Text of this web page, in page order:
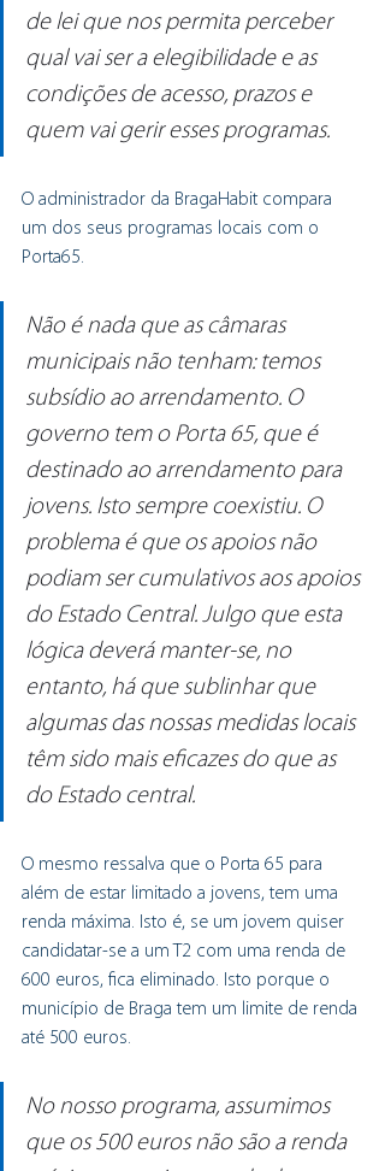
de lei que nos permita perceber
qual vai ser a elegibilidade e as
condições de acesso, prazos e
quem vai gerir esses programas.
O administrador da BragaHabit compara
um dos seus programas locais com o
Porta65.
Não é nada que as câmaras
municipais não tenham: temos
subsídio ao arrendamento. O
governo tem o Porta 65, que é
destinado ao arrendamento para
jovens. Isto sempre coexistiu. O
problema é que os apoios não
podiam ser cumulativos aos apoios
do Estado Central. Julgo que esta
lógica deverá manter-se, no
entanto, há que sublinhar que
algumas das nossas medidas locais
têm sido mais eficazes do que as
do Estado central.
O mesmo ressalva que o Porta 65 para
além de estar limitado a jovens, tem uma
renda máxima. Isto é, se um jovem quiser
candidatar-se a um T2 com uma renda de
600 euros, fica eliminado. Isto porque o
município de Braga tem um limite de renda
até 500 euros.
No nosso programa, assumimos
que os 500 euros não são a renda